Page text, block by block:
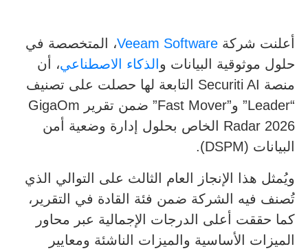
أعلنت شركةVeeam Software، المتخصصة في
حلول موثوقية البيانات و الذكاء الاصطناعي، أن
منصة Securiti AI التابعة لها حصلت على تصنيف
“Leader” و”Fast Mover” ضمن تقرير GigaOm
Radar 2026 الخاص بحلول إدارة وضعية أمن
البيانات (DSPM).
ويُمثل هذا الإنجاز العام الثالث على التوالي الذي
تُصنف فيه الشركة ضمن فئة القادة في التقرير،
كما حققت أعلى الدرجات الإجمالية عبر محاور
الميزات الأساسية والميزات الناشئة ومعايير